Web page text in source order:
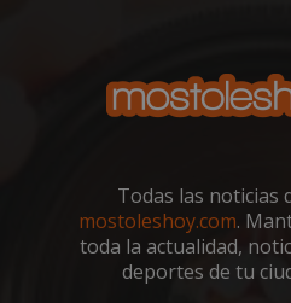
Todas las noticias
mostoleshoy.com.
toda la actualidad,
deportes de tu